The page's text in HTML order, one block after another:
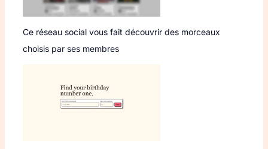
Ce réseau social vous fait découvrir des morceaux
choisis par ses membres